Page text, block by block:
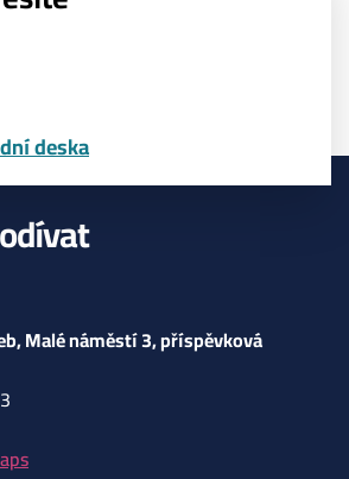
deska
Malé náměstí 3, příspěvková